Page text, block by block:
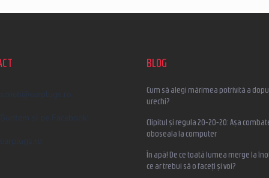
scrieti @ earplugs.ro
Suntem și pe Facebook!
earplugs.ro
BLOG
Cum să alegi mărimea potrivită a
urechi?
Clipitul și regula 20-20-20: Așa
oboseala la computer
În apă! De ce toată lumea merge la
ce ar trebui să o faceți și voi?